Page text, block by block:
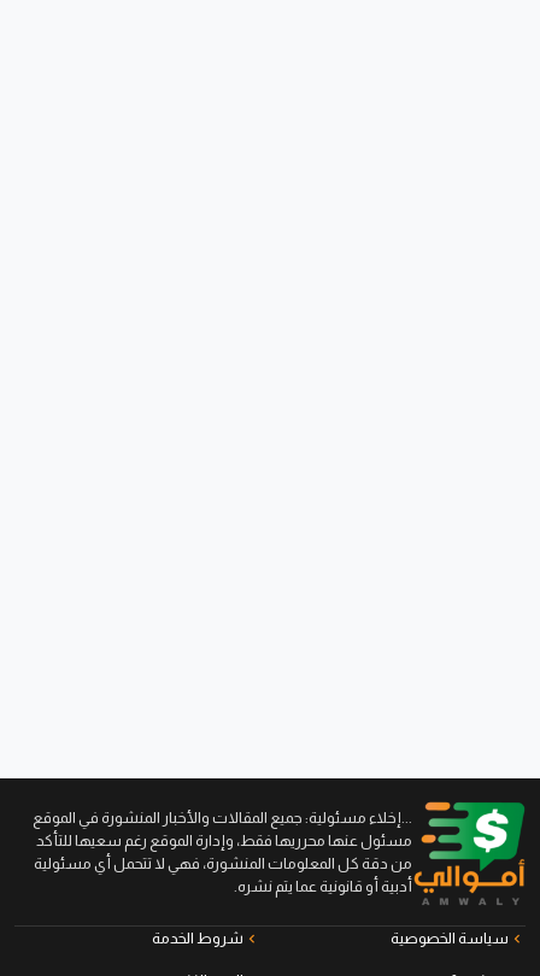
...إخلاء مسئولية: جميع المقالات والأخبار المنشورة في الموقع
مسئول عنها محرريها فقط، وإدارة الموقع رغم سعيها للتأكد
من دقة كل المعلومات المنشورة، فهي لا تتحمل أي مسئولية
أدبية أو قانونية عما يتم نشره.
سياسة الخصوصية شروط الخدمة